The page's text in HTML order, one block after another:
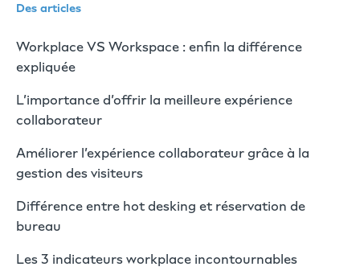
Des articles
Workplace VS Workspace : enfin la différence
expliquée
L’importance d’offrir la meilleure expérience
collaborateur
Améliorer l’expérience collaborateur grâce à la
gestion des visiteurs
Différence entre hot desking et réservation de
bureau
Les 3 indicateurs workplace incontournables